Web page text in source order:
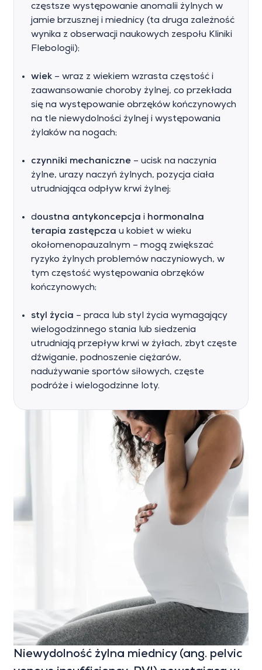
częstsze występowanie anomalii żylnych w
jamie brzusznej i miednicy (ta druga zależność
wynika z obserwacji naukowych zespołu Kliniki
Flebologii);
wiek – wraz z wiekiem wzrasta częstość i
zaawansowanie choroby żylnej, co przekłada
się na występowanie obrzęków kończynowych
na tle niewydolności żylnej i występowania
żylaków na nogach;
czynniki mechaniczne – ucisk na naczynia
żylne, urazy naczyń żylnych, pozycja ciała
utrudniająca odpływ krwi żylnej;
doustna antykoncepcja i hormonalna
terapia zastępcza u kobiet w wieku
okołomenopauzalnym – mogą zwiększać
ryzyko żylnych problemów naczyniowych, w
tym częstość występowania obrzęków
kończynowych;
styl życia – praca lub styl życia wymagający
wielogodzinnego stania lub siedzenia
utrudniają przepływ krwi w żyłach, zbyt częste
dźwiganie, podnoszenie ciężarów,
nadużywanie sportów siłowych, częste
podróże i wielogodzinne loty.
Niewydolność żylna miednicy (ang. pelvic